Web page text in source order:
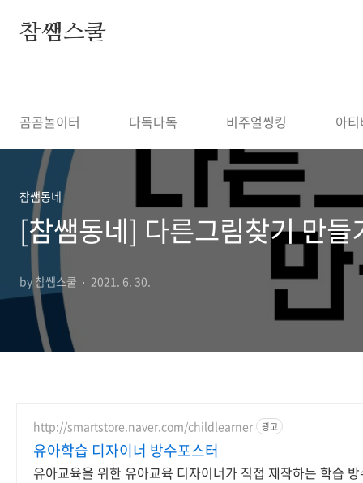
참쌤스쿨
곰곰놀이터 다독다독 비주얼씽킹 아
참쌤동네
[참쌤동네] 다른그림찾기 만들
by 참쌤스쿨 2021. 6. 30.
http://smartstore.naver.com/childlearner 광고
유아학습 디자이너 방수포스터
유아교육을 위한 유아교육 디자이너가 직접 제작하는 학습